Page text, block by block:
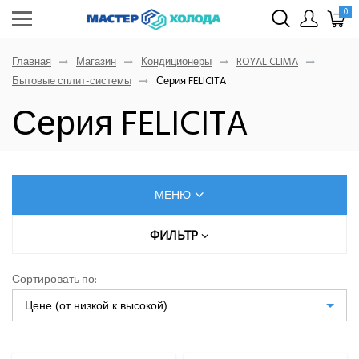
0
Главная Магазин Кондиционеры
ROYAL CLIMA
Бытовые сплит-системы
Серия FELICITA
Серия FELICITA
МЕНЮ
AUX
Dahatsu
Denko
ФИЛЬТР
Цена (руб.)
До
Сортировать по:
Цене (от низкой к высокой)